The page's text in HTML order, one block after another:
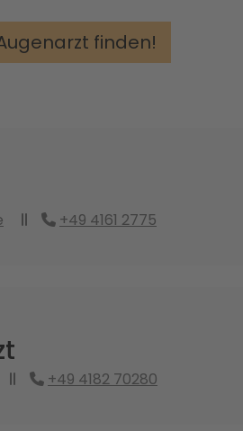
finden!
+49 4161 2775
+49 4182 70280